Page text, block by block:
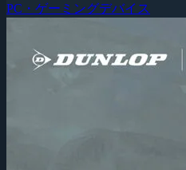
PC・ゲーミングデバイス